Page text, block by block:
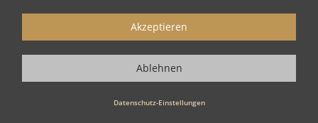
Sie interessanten Bands - also z. B. bestimmte Schlagerbands &
Datenschutz-Einstellungen
Akzeptieren
Ablehnen